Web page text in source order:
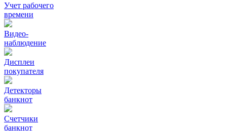
Учет рабочего
времени
Видео‑
наблюдение
Дисплеи
покупателя
Детекторы
банкнот
Счетчики
банкнот